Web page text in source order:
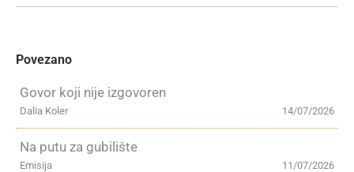
Povezano
Govor koji nije izgovoren
14/07/2026
Dalia Koler
Na putu za gubilište
11/07/2026
Emisija